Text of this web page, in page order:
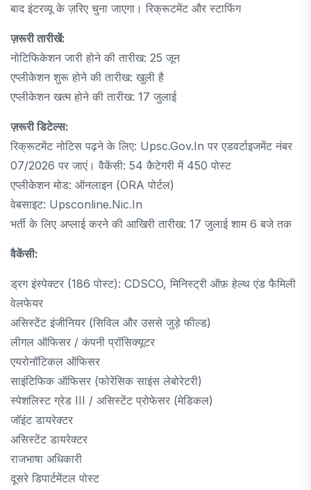
बाद इंटरव्यू के ज़रिए चुना जाएगा। रिक्रूटमेंट और स्टाफिंग
ज़रूरी तारीखें:
नोटिफिकेशन जारी होने की तारीख: 25 जून
एप्लीकेशन शुरू होने की तारीख: खुली है
एप्लीकेशन खत्म होने की तारीख: 17 जुलाई
ज़रूरी डिटेल्स:
रिक्रूटमेंट नोटिस पढ़ने के लिए: Upsc.gov.in पर एडवर्टाइजमेंट नंबर
07/2026 पर जाएं। वैकेंसी: 54 कैटेगरी में 450 पोस्ट
एप्लीकेशन मोड: ऑनलाइन (ORA पोर्टल)
वेबसाइट: Upsconline.nic.in
भर्ती के लिए अप्लाई करने की आखिरी तारीख: 17 जुलाई शाम 6 बजे तक
वैकेंसी:
ड्रग इंस्पेक्टर (186 पोस्ट): CDSCO, मिनिस्ट्री ऑफ़ हेल्थ एंड फैमिली
वेलफेयर
असिस्टेंट इंजीनियर (सिविल और उससे जुड़े फील्ड)
लीगल ऑफिसर / कंपनी प्रॉसिक्यूटर
एयरोनॉटिकल ऑफिसर
साइंटिफिक ऑफिसर (फोरेंसिक साइंस लेबोरेटरी)
स्पेशलिस्ट ग्रेड III / असिस्टेंट प्रोफेसर (मेडिकल)
जॉइंट डायरेक्टर
असिस्टेंट डायरेक्टर
राजभाषा अधिकारी
दूसरे डिपार्टमेंटल पोस्ट